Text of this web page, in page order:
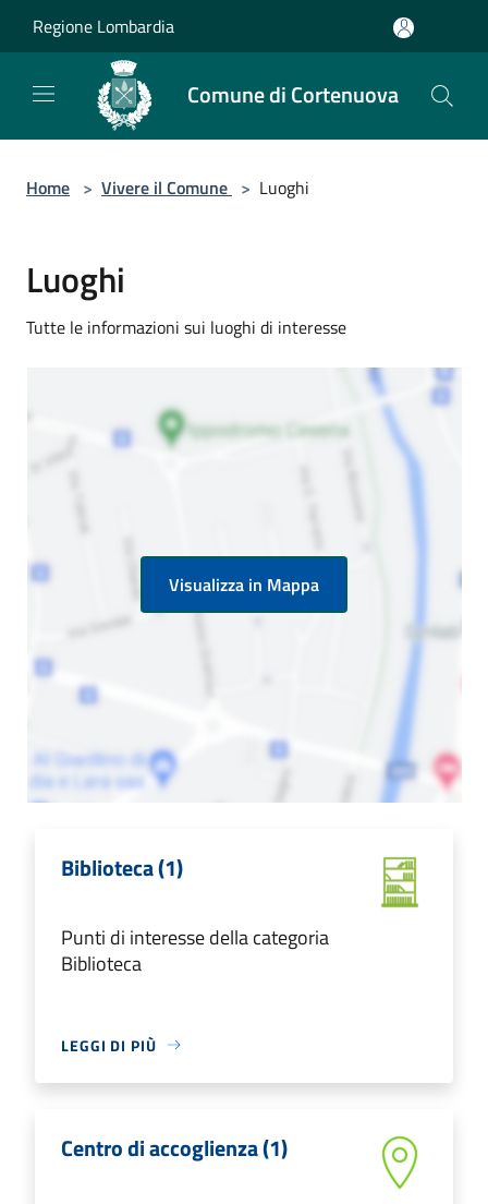
Regione Lombardia
Comune di Cortenuova
Home > Vivere il Comune > Luoghi
Luoghi
Tutte le informazioni sui luoghi di interesse
Visualizza in Mappa
Biblioteca (1)
Punti di interesse della categoria
Biblioteca
LEGGI DI PIÙ
Centro di accoglienza (1)